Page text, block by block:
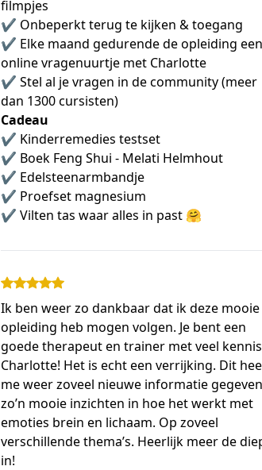
filmpjes
✔️ Onbeperkt terug te kijken & toegang
✔️ Elke maand gedurende de opleiding een
online vragenuurtje met Charlotte
✔️ Stel al je vragen in de community (meer
dan 1300 cursisten)
Cadeau
✔️ Kinderremedies testset
✔️ Boek Feng Shui - Melati Helmhout
✔️ Edelsteenarmbandje
✔️ Proefset magnesium
✔️ Vilten tas waar alles in past 🤗
Ik ben weer zo dankbaar dat ik deze mooie
opleiding heb mogen volgen. Je bent een
goede therapeut en trainer met veel kennis
Charlotte! Het is echt een verrijking. Dit
me weer zoveel nieuwe informatie
zo’n mooie inzichten in hoe het werkt met
emoties brein en lichaam. Op zoveel
verschillende thema’s. Heerlijk meer de
in!